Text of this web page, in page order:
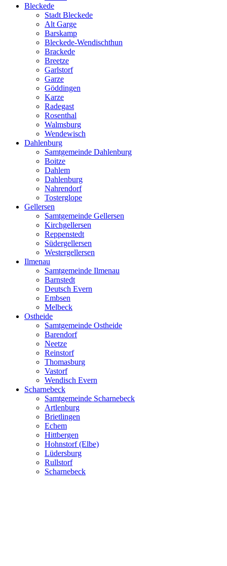
Bleckede
Stadt Bleckede
Alt Garge
Barskamp
Bleckede-Wendischthun
Brackede
Breetze
Garlstorf
Garze
Göddingen
Karze
Radegast
Rosenthal
Walmsburg
Wendewisch
Dahlenburg
Samtgemeinde Dahlenburg
Boitze
Dahlem
Dahlenburg
Nahrendorf
Tosterglope
Gellersen
Samtgemeinde Gellersen
Kirchgellersen
Reppenstedt
Südergellersen
Westergellersen
Ilmenau
Samtgemeinde Ilmenau
Barnstedt
Deutsch Evern
Embsen
Melbeck
Ostheide
Samtgemeinde Ostheide
Barendorf
Neetze
Reinstorf
Thomasburg
Vastorf
Wendisch Evern
Scharnebeck
Samtgemeinde Scharnebeck
Artlenburg
Brietlingen
Echem
Hittbergen
Hohnstorf (Elbe)
Lüdersburg
Rullstorf
Scharnebeck